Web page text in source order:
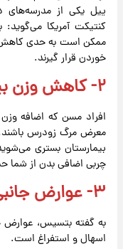
ییل یکی از مدرسه‌های
کنتیکت آمریکا می‌گوید:
ممکن است به حدی کاهش
خوردن قرار گیرند.
۲- کاهش وزن بیش از حد
افراد مسن که اضافه
معرض مرگ زودرس
بیمارستان بستری
چربی اضافی بدن از شما
۳- عوارض جانبی
به گفته بتسیس، عوارض
اسهال و استفراغ است.